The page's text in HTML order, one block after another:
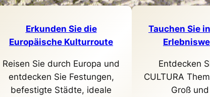
Erkunden Sie die
Europäische Kulturroute
Reisen Sie durch Europa und
entdecken Sie Festungen,
befestigte Städte, ideale
Tauchen Sie
Entdecken
CULTURA
Groß